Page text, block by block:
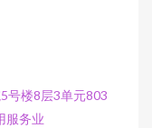
号楼8层3单元803
服务业